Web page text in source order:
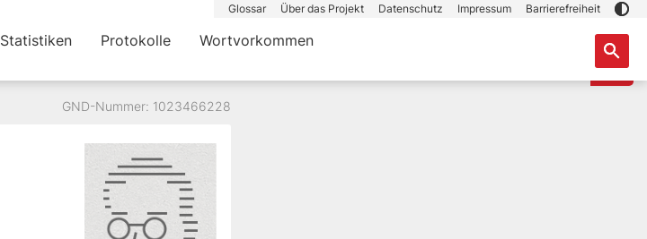
Glossar Über das Projekt Datenschutz Impressum Barrierefreiheit
Statistiken Protokolle Wortvorkommen
GND-Nummer: 1023466228